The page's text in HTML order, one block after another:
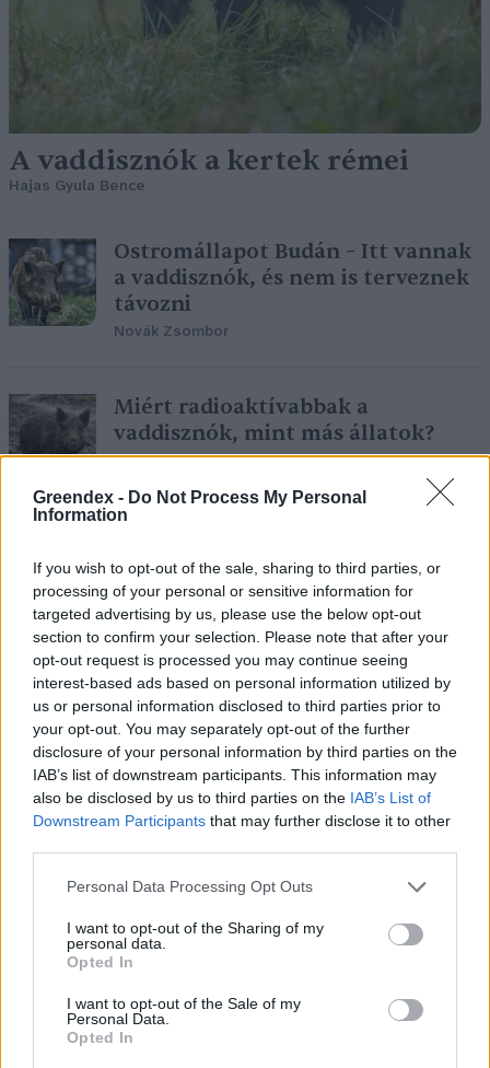
Greendex - Do Not Process My Personal
Information
If you wish to opt-out of the sale, sharing to third parties, or
processing of your personal or sensitive information for
targeted advertising by us, please use the below opt-out
section to confirm your selection. Please note that after your
opt-out request is processed you may continue seeing
interest-based ads based on personal information utilized by
us or personal information disclosed to third parties prior to
your opt-out. You may separately opt-out of the further
disclosure of your personal information by third parties on the
IAB’s list of downstream participants. This information may
also be disclosed by us to third parties on the IAB’s List of
Downstream Participants that may further disclose it to other
Personal Data Processing Opt Outs
I want to opt-out of the Sharing of my
personal data.
Opted In
I want to opt-out of the Sale of my
Personal Data.
Opted In
A vaddisznók a kertek rémei
Hajas Gyula Bence
Ostromállapot Budán – Itt vannak
a vaddisznók, és nem is terveznek
távozni
Novák Zsombor
Miért radioaktívabbak a
vaddisznók, mint más állatok?
Greendex Szemle
Bódi Ábel
„Szuperdisznók” fenyegetik az
őshonos fajokat Amerikában
Greendex Szemle
Vaddisznótelep Gerendáson